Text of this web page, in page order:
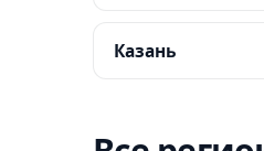
Казань